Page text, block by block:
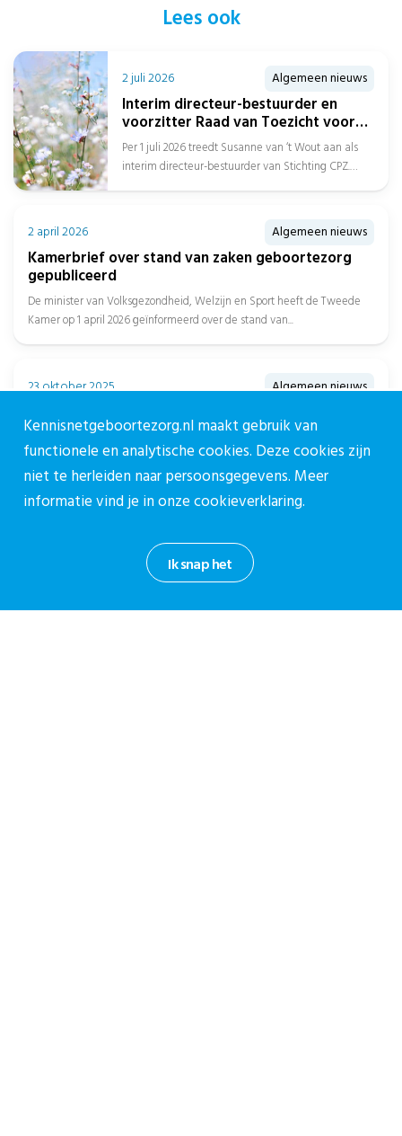
Lees ook
2 juli 2026 Algemeen nieuws
Interim directeur-bestuurder en
voorzitter Raad van Toezicht voor
Stichting CPZ
Per 1 juli 2026 treedt Susanne van ‘t Wout aan als
interim directeur-bestuurder van Stichting CPZ.
2 april 2026 Algemeen nieuws
Kamerbrief over stand van zaken geboortezorg
gepubliceerd
De minister van Volksgezondheid, Welzijn en Sport heeft de Tweede
Kamer op 1 april 2026 geïnformeerd over de stand van...
23 oktober 2025 Algemeen nieuws
topsport – van inzicht naar aanpak
1. Over het webinar 2. Webinar terugkijken 3. Gasten Op 5 november
vond het webinar plaats waarin we samen met...
Over CPZ
Ik snap het
Kennisnetgeboortezorg.nl maakt gebruik van
functionele en analytische cookies. Deze cookies zijn
niet te herleiden naar persoonsgegevens. Meer
informatie vind je in onzecookieverklaring.